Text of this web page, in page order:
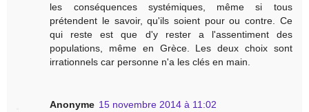
les conséquences systémiques, même si tous
prétendent le savoir, qu'ils soient pour ou contre. Ce
qui reste est que d'y rester a l'assentiment des
populations, même en Grèce. Les deux choix sont
irrationnels car personne n'a les clés en main.
Anonyme 15 novembre 2014 à 11:02